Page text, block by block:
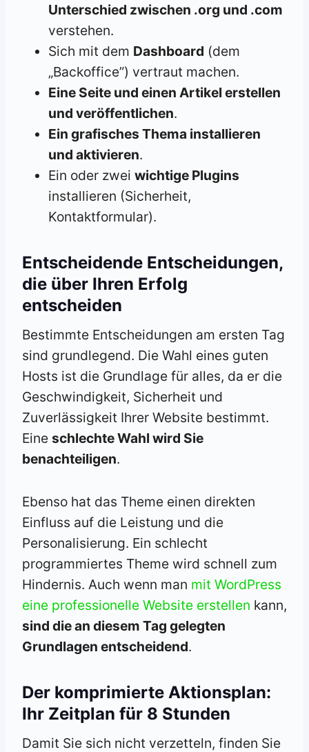
Unterschied zwischen .org und .com
verstehen.
Sich mit dem Dashboard (dem
„Backoffice”) vertraut machen.
Eine Seite und einen Artikel erstellen
und veröffentlichen.
Ein grafisches Thema installieren
und aktivieren.
Ein oder zweiwichtige Plugins
installieren (Sicherheit,
Kontaktformular).
Entscheidende Entscheidungen,
die über Ihren Erfolg
entscheiden
Bestimmte Entscheidungen am ersten Tag
sind grundlegend. Die Wahl eines guten
Hosts ist die Grundlage für alles, da er die
Geschwindigkeit, Sicherheit und
Zuverlässigkeit Ihrer Website bestimmt.
Eine schlechte Wahl wird Sie
benachteiligen.
Ebenso hat das Theme einen direkten
Einfluss auf die Leistung und die
Personalisierung. Ein schlecht
programmiertes Theme wird schnell zum
Hindernis. Auch wenn man mit WordPress
eine professionelle Website erstellen kann,
sind die an diesem Tag gelegten
Grundlagen entscheidend.
Der komprimierte Aktionsplan:
Ihr Zeitplan für 8 Stunden
Damit Sie sich nicht verzetteln, finden Sie